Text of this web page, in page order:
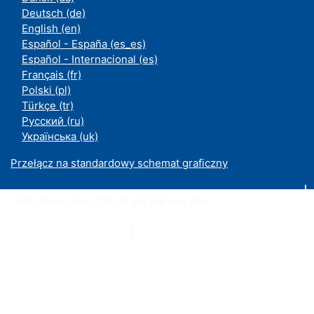
Deutsch ‎(de)‎
English ‎(en)‎
Español - España ‎(es_es)‎
Español - Internacional ‎(es)‎
Français ‎(fr)‎
Polski ‎(pl)‎
Türkçe ‎(tr)‎
Русский ‎(ru)‎
Українська ‎(uk)‎
Przełącz na standardowy schemat graficzny